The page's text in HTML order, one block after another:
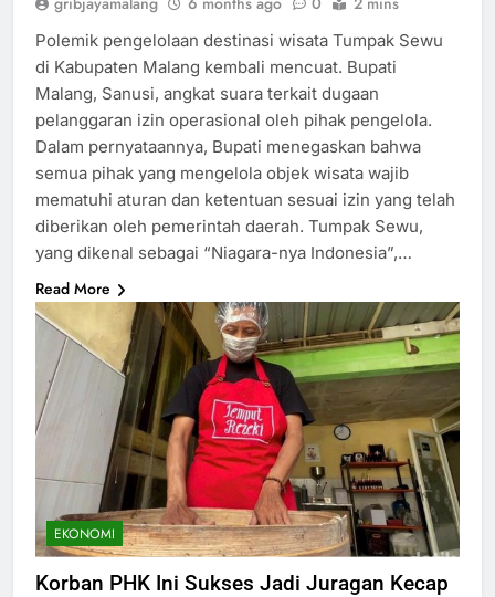
Polemik pengelolaan destinasi wisata Tumpak Sewu
di Kabupaten Malang kembali mencuat. Bupati
Malang, Sanusi, angkat suara terkait dugaan
pelanggaran izin operasional oleh pihak pengelola.
Dalam pernyataannya, Bupati menegaskan bahwa
semua pihak yang mengelola objek wisata wajib
mematuhi aturan dan ketentuan sesuai izin yang telah
diberikan oleh pemerintah daerah. Tumpak Sewu,
yang dikenal sebagai “Niagara-nya Indonesia”,…
Read More
EKONOMI
Korban PHK Ini Sukses Jadi Juragan Kecap